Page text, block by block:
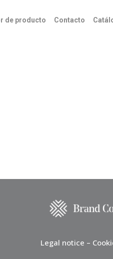
de producto Contacto
Legal notice –